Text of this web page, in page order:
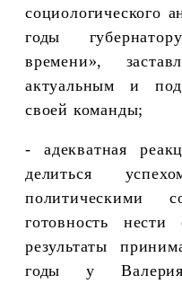
социологического
годы
времени»,
актуальным и
своей команды;
- адекватная
делиться
политическими
готовность нести
результаты
годы у